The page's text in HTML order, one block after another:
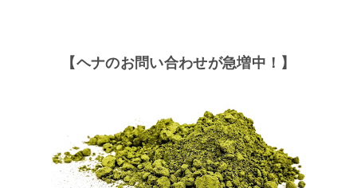
【ヘナのお問い合わせが急増中！】